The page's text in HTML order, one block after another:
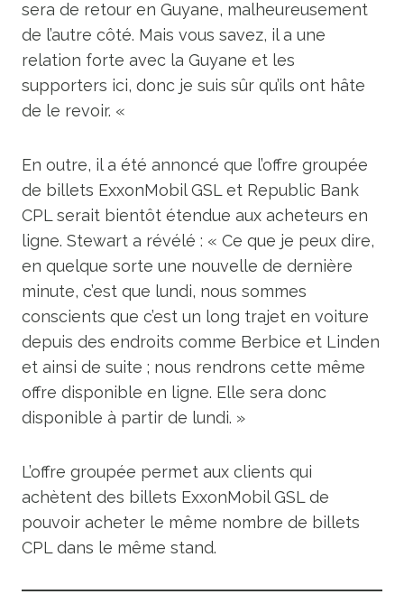
sera de retour en Guyane, malheureusement
de l’autre côté. Mais vous savez, il a une
relation forte avec la Guyane et les
supporters ici, donc je suis sûr qu’ils ont hâte
de le revoir. «
En outre, il a été annoncé que l’offre groupée
de billets ExxonMobil GSL et Republic Bank
CPL serait bientôt étendue aux acheteurs en
ligne. Stewart a révélé : « Ce que je peux dire,
en quelque sorte une nouvelle de dernière
minute, c’est que lundi, nous sommes
conscients que c’est un long trajet en voiture
depuis des endroits comme Berbice et Linden
et ainsi de suite ; nous rendrons cette même
offre disponible en ligne. Elle sera donc
disponible à partir de lundi. »
L’offre groupée permet aux clients qui
achètent des billets ExxonMobil GSL de
pouvoir acheter le même nombre de billets
CPL dans le même stand.